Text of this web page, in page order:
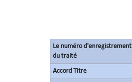
Le numéro d'enregistrement
du traité
Accord Titre